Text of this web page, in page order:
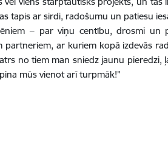
tapis ar sirdi, radošumu un patiesu
‒ par viņu centību, drosmi
partneriem, ar kuriem kopā izdevās
no tiem man sniedz jaunu
mūs vienot arī turpmāk!”